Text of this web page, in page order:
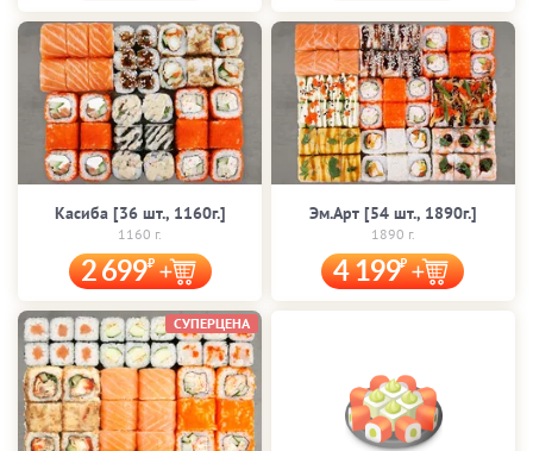
Касиба [36 шт., 1160г.]
1160 г.
2 699
Эм.Арт [54 шт., 1890г.]
1890 г.
4 199
СУПЕРЦЕНА